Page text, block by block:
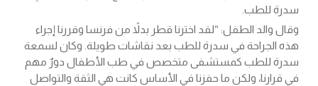
سدرة للطب.
وقال والد الطفل: “لقد اخترنا قطر بدلاً من فرنسا وقررنا إجراء
هذه الجراحة في سدرة للطب بعد نقاشات طويلة. وكان لسمعة
سدرة للطب كمستشفى متخصص في طب الأطفال دورٌ مهم
في قرارنا، ولكن ما حفزنا في الأساس كانت هي الثقة والتواصل